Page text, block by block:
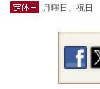
月曜日、祝日